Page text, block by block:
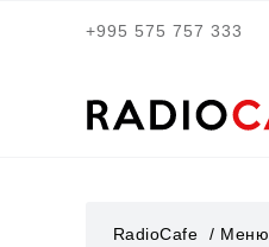
+995 575 757 333
RadioCafe Меню